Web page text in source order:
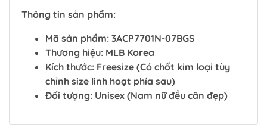
Thông tin sản phẩm:
Mã sản phẩm: 3ACP7701N-07BGS
Thương hiệu: MLB Korea
Kích thước: Freesize (Có chốt kim loại tùy
chỉnh size linh hoạt phía sau)
Đối tượng: Unisex (Nam nữ đều cân đẹp)